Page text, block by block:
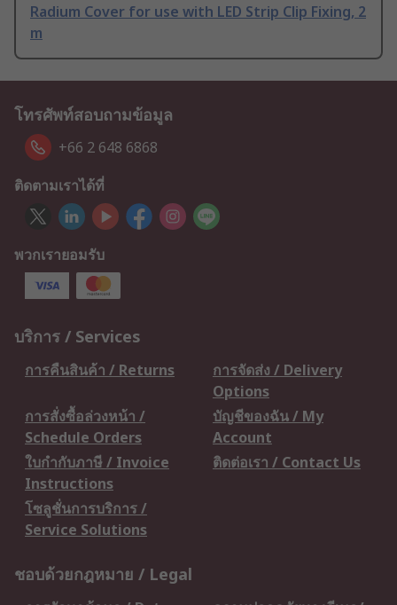
Radium Cover for use with LED Strip Clip Fixing, 2
m
โทรศัพท์สอบถามข้อมูล
+66 2 648 6868
ติดตามเราได้ที่
พวกเรายอมรับ
บริการ / Services
การคืนสินค้า / Returns
การจัดส่ง / Delivery
Options
การสั่งซื้อล่วงหน้า /
Schedule Orders
บัญชีของฉัน / My
Account
ใบกำกับภาษี / Invoice
Instructions
ติดต่อเรา / Contact Us
โซลูชั่นการบริการ /
Service Solutions
ชอบด้วยกฎหมาย / Legal